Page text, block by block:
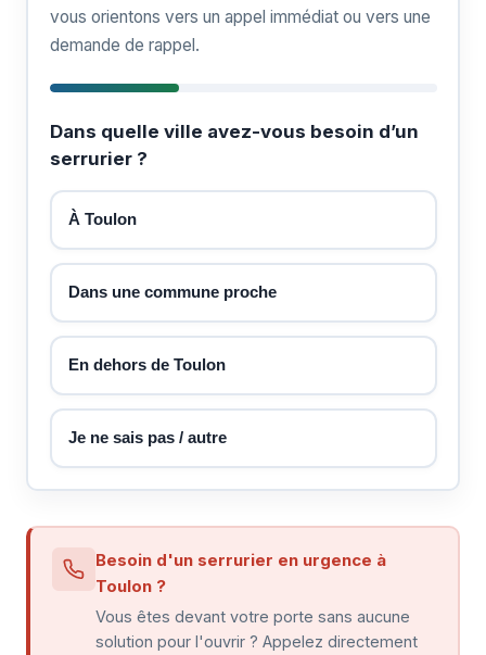
vous orientons vers un appel immédiat ou vers une
demande de rappel.
Dans quelle ville avez-vous besoin d’un
serrurier ?
À Toulon
Dans une commune proche
En dehors de Toulon
Je ne sais pas / autre
Besoin d'un serrurier en urgence à
Toulon ?
Vous êtes devant votre porte sans aucune
solution pour l'ouvrir ? Appelez directement